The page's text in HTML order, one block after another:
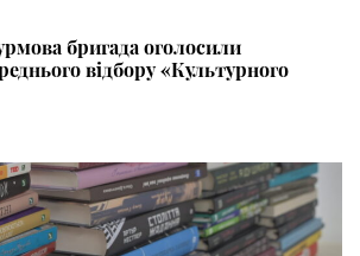
бригада оголосили
відбору «Культурного